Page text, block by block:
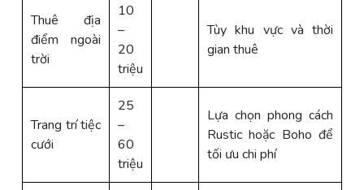
Thuê địa
điểm ngoài
trời
10
–
20
triệu
Tùy khu vực và thời
gian thuê
Trang trí tiệc
cưới
25
–
60
triệu
Lựa chọn phong cách
Rustic hoặc Boho để
tối ưu chi phí